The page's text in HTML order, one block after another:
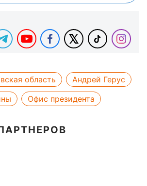
область
Андрей Герус
Офис президента